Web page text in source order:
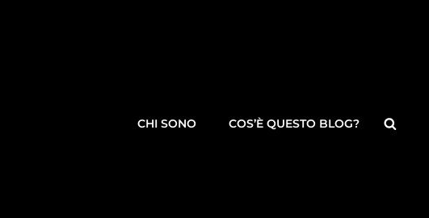
CHI SONO COS’È QUESTO BLOG?